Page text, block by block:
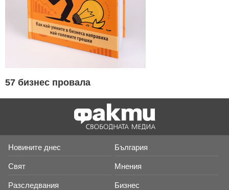
57 бизнес провала
Новините днес България
Свят Мнения
Разследвания Бизнес